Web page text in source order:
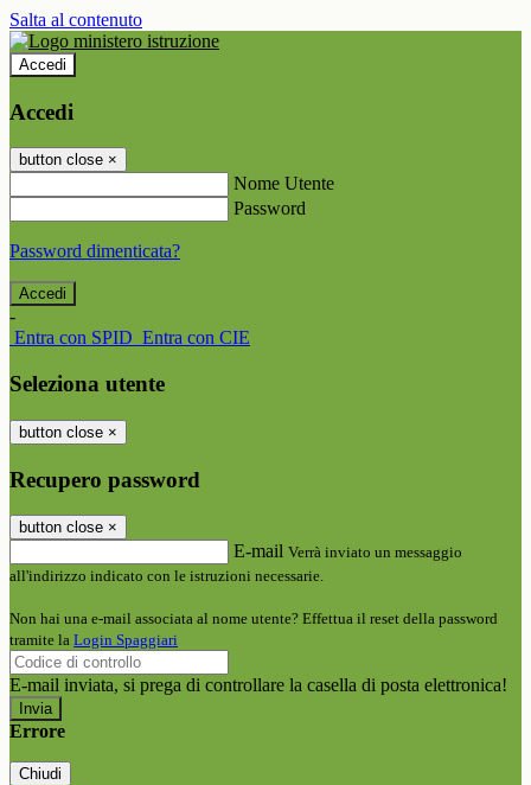
Salta al contenuto
Accedi
Accedi
button close ×
Nome Utente
Password
Password dimenticata?
-
Entra con SPID Entra con CIE
Seleziona utente
button close ×
Recupero password
button close ×
E-mail Verrà inviato un messaggio
all'indirizzo indicato con le istruzioni necessarie.
Non hai una e-mail associata al nome utente? Effettua il reset della password
tramite la Login Spaggiari
E-mail inviata, si prega di controllare la casella di posta elettronica!
Errore
Chiudi